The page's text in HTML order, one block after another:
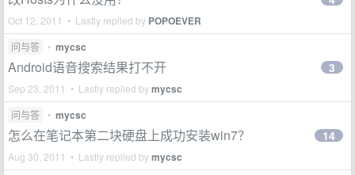
Oct 12, 2011 • Lastly replied by POPOEVER
问与答 • mycsc
Android语音搜索结果打不开
Sep 23, 2011 • Lastly replied bymycsc
3
问与答 • mycsc
怎么在笔记本第二块硬盘上成功安装win7？
Aug 30, 2011 • Lastly replied bymycsc
14